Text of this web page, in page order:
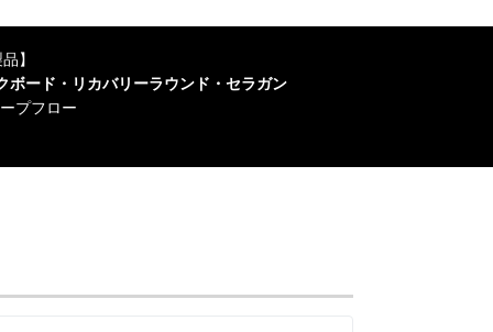
】
ボード・リカバリーラウンド・セラガン
プフロー